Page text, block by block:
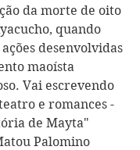
da morte de oito
quando
desenvolvidas
maoísta
Vai escrevendo
e romances -
de Mayta"
Palomino